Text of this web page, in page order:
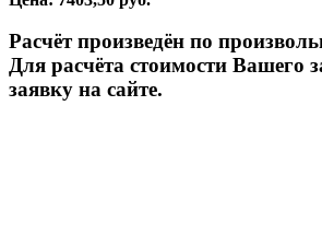
Расчёт произведён по
Для расчёта стоимости Вашего
заявку на сайте.